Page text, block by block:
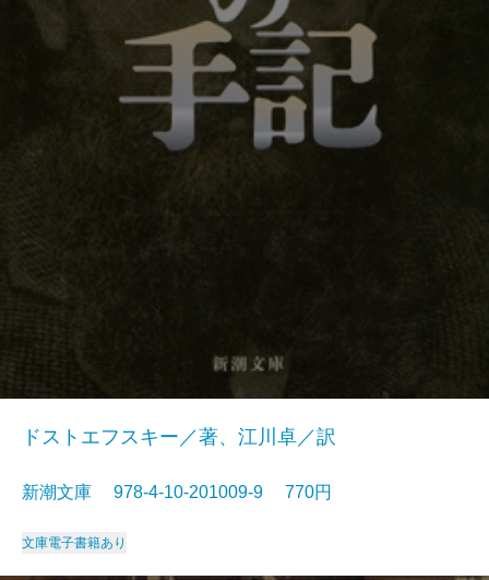
ドストエフスキー／著、江川卓／訳
新潮文庫 978-4-10-201009-9 770円
文庫電子書籍あり